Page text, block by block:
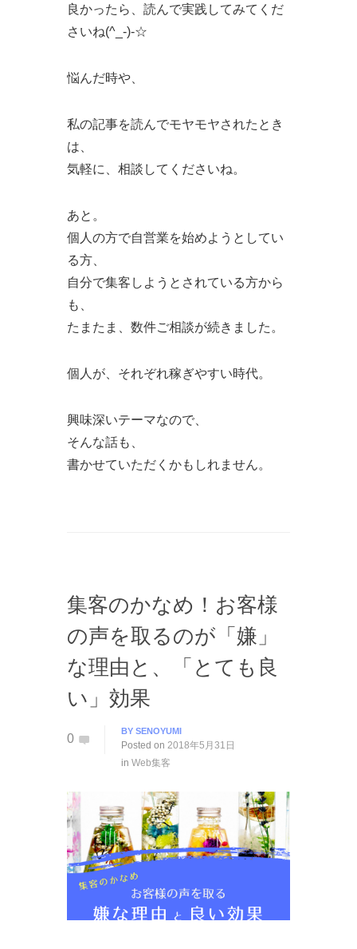
良かったら、読んで実践してみてくだ
さいね(^_-)-☆
悩んだ時や、
私の記事を読んでモヤモヤされたとき
は、
気軽に、相談してくださいね。
あと。
個人の方で自営業を始めようとしてい
る方、
自分で集客しようとされている方から
も、
たまたま、数件ご相談が続きました。
個人が、それぞれ稼ぎやすい時代。
興味深いテーマなので、
そんな話も、
書かせていただくかもしれません。
集客のかなめ！お客様
の声を取るのが「嫌」
な理由と、「とても良
い」効果
0
BY SENOYUMI
Posted on 2018年5月31日
in Web集客